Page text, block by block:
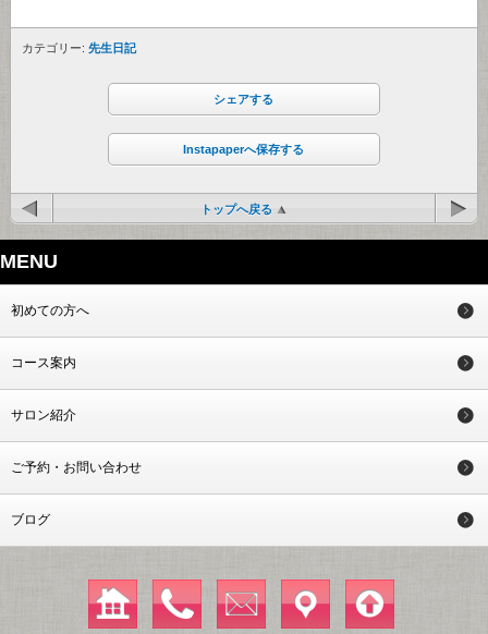
カテゴリー: 先生日記
シェアする
Instapaperへ保存する
トップへ戻る
MENU
初めての方へ
コース案内
サロン紹介
ご予約・お問い合わせ
ブログ